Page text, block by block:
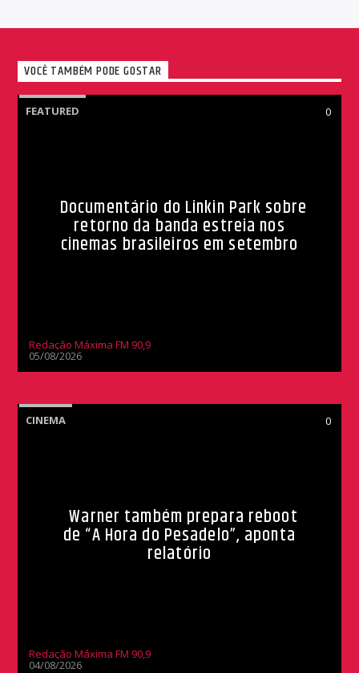
VOCÊ TAMBÉM PODE GOSTAR
FEATURED 0
Documentário do Linkin Park sobre
retorno da banda estreia nos
cinemas brasileiros em setembro
Redação Máxima FM 90,9
05/08/2026
CINEMA 0
Warner também prepara reboot
de “A Hora do Pesadelo”, aponta
relatório
Redação Máxima FM 90,9
04/08/2026